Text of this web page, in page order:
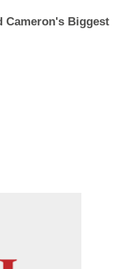
Cameron's Biggest